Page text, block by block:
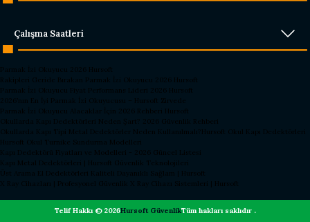
Çalışma Saatleri
Parmak İzi Okuyucu 2026 Hursoft
Rakipleri Geride Bırakan Parmak İzi Okuyucu 2026 Hursoft
Parmak İzi Okuyucu Fiyat Performans Lideri 2026 Hursoft
2026’nın En İyi Parmak İzi Okuyucusu – Hursoft Zirvede
Parmak İzi Okuyucu Alacaklar İçin 2026 Rehberi Hursoft
Okullarda Kapı Dedektörleri Neden Şart? 2026 Güvenlik Rehberi
Okullarda Kapı Tipi Metal Dedektörler Neden Kullanılmalı?Hursoft Okul Kapı Dedektörleri
Hursoft Okul Turnike Sundurma Modelleri
Kapı Dedektörü Fiyatları ve Modelleri - 2026 Güncel Listesi
Kapı Metal Dedektörleri | Hursoft Güvenlik Teknolojileri
Üst Arama El Dedektörleri Kaliteli Dayanıklı Sağlam | Hursoft
X Ray Cihazları | Profesyonel Güvenlik X Ray Cihazı Sistemleri | Hursoft
Telif Hakkı © 2026Hursoft GüvenlikTüm hakları saklıdır .